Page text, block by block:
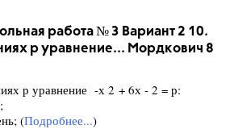
работа № 3 Вариант 2 10.
р уравнение... Мордкович 8
р уравнение -х 2 + 6х - 2 = р:
(Подробнее...)